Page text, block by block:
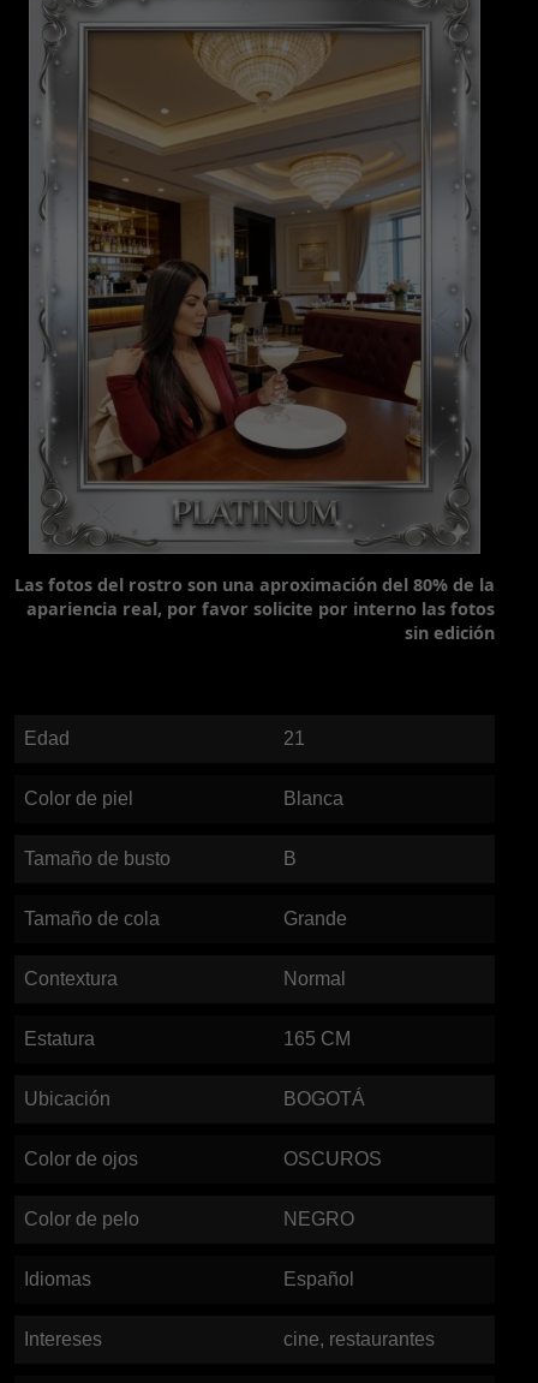
Las fotos del rostro son una aproximación del 80% de la
apariencia real, por favor solicite por interno las fotos
sin edición
Edad 21
Color de piel Blanca
Tamaño de busto B
Tamaño de cola Grande
Contextura Normal
Estatura 165 CM
Ubicación BOGOTÁ
Color de ojos OSCUROS
Color de pelo NEGRO
Idiomas Español
Intereses cine, restaurantes